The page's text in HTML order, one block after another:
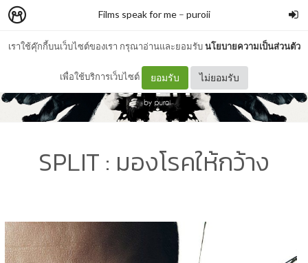
เราใช้คุ๊กกี้บนเว็บไซต์ของเรา กรุณาอ่านและยอมรับนโยบายความเป็นส่วนตัว
เพื่อใช้บริการเว็บไซต์ ยอมรับ ไม่ยอมรับ
Films speak for me– puroii
SPLIT : มองโรคให้กว้าง